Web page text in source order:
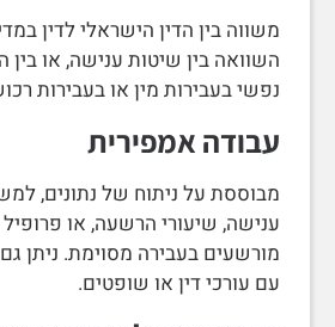
משווה בין הדין הישראלי לדין
השוואה בין שיטות ענישה, או בין
נפשי בעבירות מין או בעבירות
עבודה אמפירית
מבוססת על ניתוח של נתונים,
ענישה, שיעורי הרשעה, או פרופיל
מורשעים בעבירה מסוימת. ניתן
עם עורכי דין או שופטים.